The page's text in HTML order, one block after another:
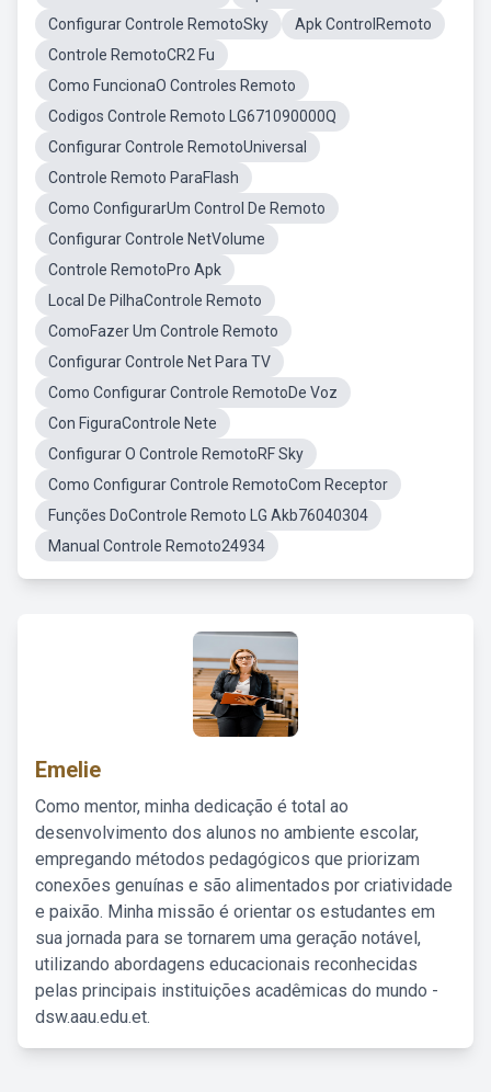
Configurar Controle RemotoSky
Apk ControlRemoto
Controle RemotoCR2 Fu
Como FuncionaO Controles Remoto
Codigos Controle Remoto LG671090000Q
Configurar Controle RemotoUniversal
Controle Remoto ParaFlash
Como ConfigurarUm Control De Remoto
Configurar Controle NetVolume
Controle RemotoPro Apk
Local De PilhaControle Remoto
ComoFazer Um Controle Remoto
Configurar Controle Net Para TV
Como Configurar Controle RemotoDe Voz
Con FiguraControle Nete
Configurar O Controle RemotoRF Sky
Como Configurar Controle RemotoCom Receptor
Funções DoControle Remoto LG Akb76040304
Manual Controle Remoto24934
Emelie
Como mentor, minha dedicação é total ao
desenvolvimento dos alunos no ambiente escolar,
empregando métodos pedagógicos que priorizam
conexões genuínas e são alimentados por criatividade
e paixão. Minha missão é orientar os estudantes em
sua jornada para se tornarem uma geração notável,
utilizando abordagens educacionais reconhecidas
pelas principais instituições acadêmicas do mundo -
dsw.aau.edu.et.